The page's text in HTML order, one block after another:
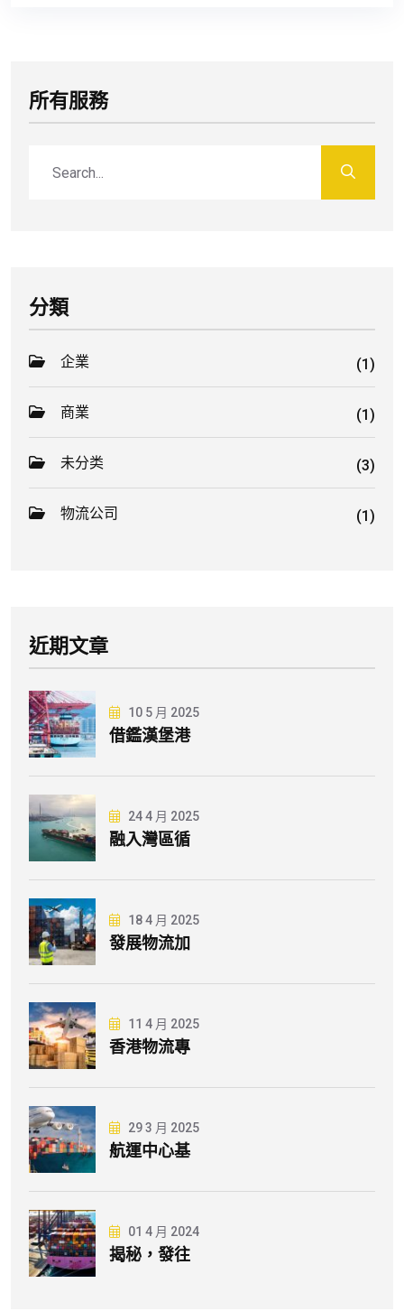
所有服務
分類
企業 (1)
商業 (1)
未分类 (3)
物流公司 (1)
近期文章
10 5 月 2025
借鑑漢堡港
24 4 月 2025
融入灣區循
18 4 月 2025
發展物流加
11 4 月 2025
香港物流專
29 3 月 2025
航運中心基
01 4 月 2024
揭秘，發往